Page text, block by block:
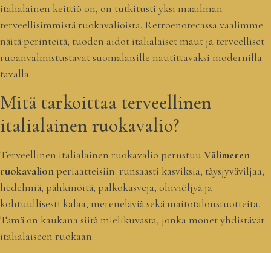
italialainen keittiö on, on tutkitusti yksi maailman
terveellisimmistä ruokavalioista. Retroenotecassa vaalimme
näitä perinteitä, tuoden aidot italialaiset maut ja terveelliset
ruoanvalmistustavat suomalaisille nautittavaksi modernilla
tavalla.
Mitä tarkoittaa terveellinen
italialainen ruokavalio?
Terveellinen italialainen ruokavalio perustuu Välimeren
ruokavalionperiaatteisiin: runsaasti kasviksia, täysjyväviljaa,
hedelmiä, pähkinöitä, palkokasveja, oliiviöljyä ja
kohtuullisesti kalaa, mereneläviä sekä maitotaloustuotteita.
Tämä on kaukana siitä mielikuvasta, jonka monet yhdistävät
italialaiseen ruokaan.